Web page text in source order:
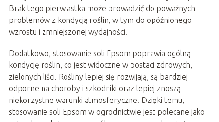
Brak tego pierwiastka może prowadzić do poważnych
problemów z kondycją roślin, w tym do opóźnionego
wzrostu i zmniejszonej wydajności.
Dodatkowo, stosowanie soli Epsom poprawia ogólną
kondycję roślin, co jest widoczne w postaci zdrowych,
zielonych liści. Rośliny lepiej się rozwijają, są bardziej
odporne na choroby i szkodniki oraz lepiej znoszą
niekorzystne warunki atmosferyczne. Dzięki temu,
stosowanie soli Epsom w ogrodnictwie jest polecane jako